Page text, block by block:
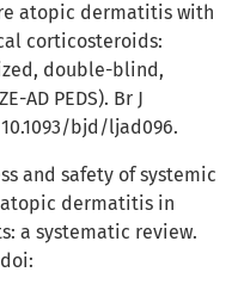
atopic dermatitis with
corticosteroids:
double-blind,
AD PEDS). Br J
10.1093/bjd/ljad096.
and safety of systemic
dermatitis in
a systematic review.